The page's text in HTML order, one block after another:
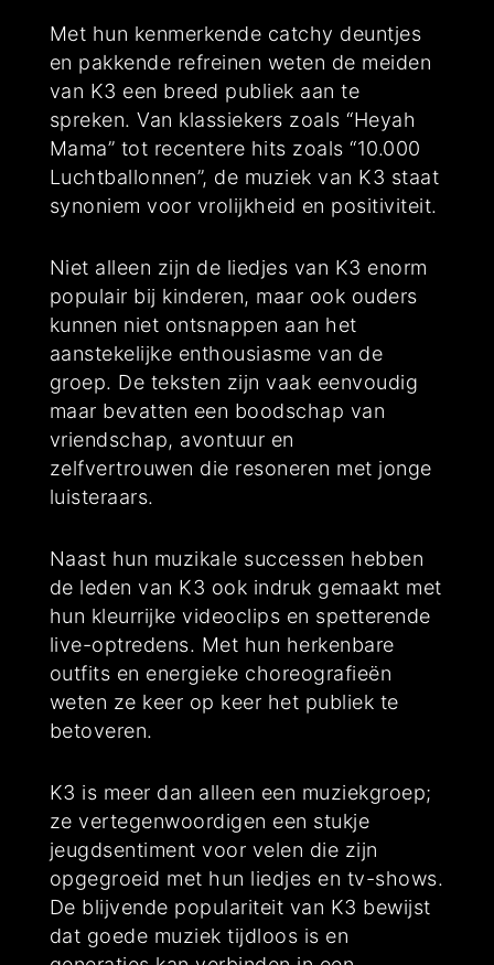
Met hun kenmerkende catchy deuntjes
en pakkende refreinen weten de meiden
van K3 een breed publiek aan te
spreken. Van klassiekers zoals “Heyah
Mama” tot recentere hits zoals “10.000
Luchtballonnen”, de muziek van K3 staat
synoniem voor vrolijkheid en positiviteit.
Niet alleen zijn de liedjes van K3 enorm
populair bij kinderen, maar ook ouders
kunnen niet ontsnappen aan het
aanstekelijke enthousiasme van de
groep. De teksten zijn vaak eenvoudig
maar bevatten een boodschap van
vriendschap, avontuur en
zelfvertrouwen die resoneren met jonge
luisteraars.
Naast hun muzikale successen hebben
de leden van K3 ook indruk gemaakt met
hun kleurrijke videoclips en spetterende
live-optredens. Met hun herkenbare
outfits en energieke choreografieën
weten ze keer op keer het publiek te
betoveren.
K3 is meer dan alleen een muziekgroep;
ze vertegenwoordigen een stukje
jeugdsentiment voor velen die zijn
opgegroeid met hun liedjes en tv-shows.
De blijvende populariteit van K3 bewijst
dat goede muziek tijdloos is en